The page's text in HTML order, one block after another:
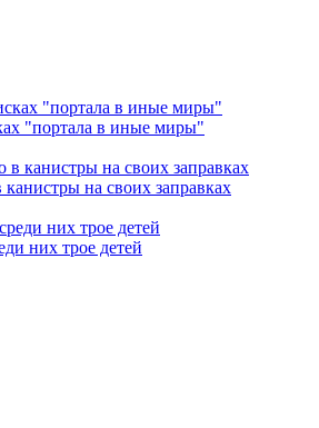
"портала в иные миры"
на своих заправках
них трое детей